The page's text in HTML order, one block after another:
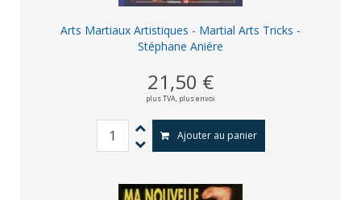
Arts Martiaux Artistiques - Martial Arts Tricks -
Stéphane Aniére
21,50 €
plus TVA, plus envoi
Ajouter au panier